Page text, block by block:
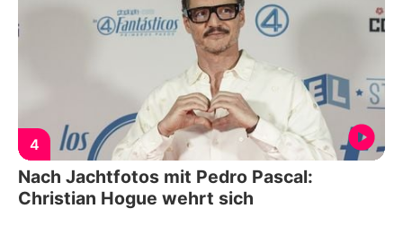
4
Nach Jachtfotos mit Pedro Pascal:
Christian Hogue wehrt sich